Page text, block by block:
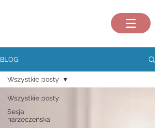
BLOG
Wszystkie posty
Sesja
narzeczeńska
Wszystkie posty